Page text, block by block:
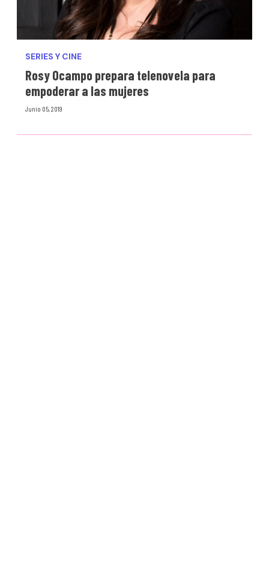
SERIES Y CINE
Rosy Ocampo prepara telenovela para
empoderar a las mujeres
Junio 05, 2019